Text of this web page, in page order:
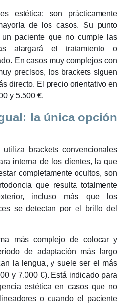
estética: son prácticamente
de los casos. Su punto
paciente que no cumple las
alargará el tratamiento o
En casos muy complejos con
precisos, los brackets siguen
directo. El precio orientativo en
y 5.500 €.
la única opción
utiliza brackets convencionales
interna de los dientes, la que
completamente ocultos, son
que resulta totalmente
incluso más que los
se detectan por el brillo del
más complejo de colocar y
de adaptación más largo
la lengua, y suele ser el más
y 7.000 €). Está indicado para
estética en casos que no
o cuando el paciente